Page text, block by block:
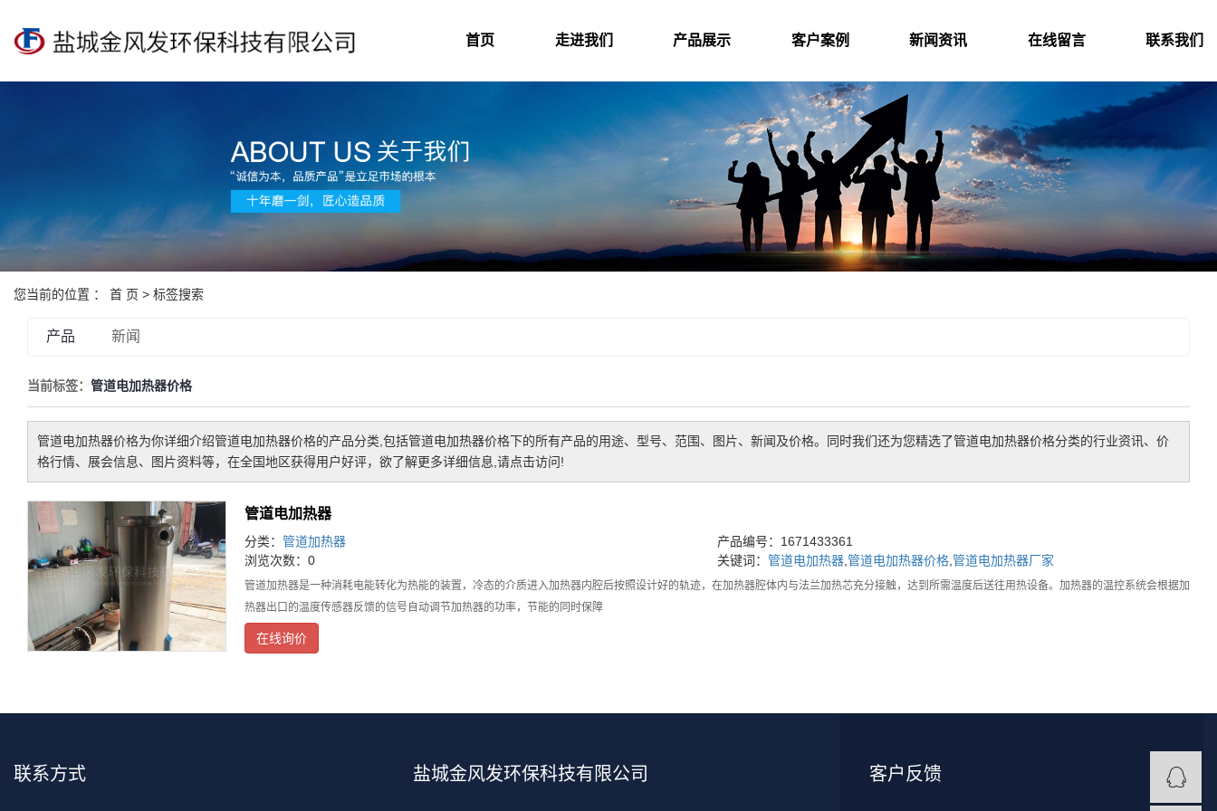
首页 走进我们 产品展示 客户案例 新闻资讯 在线留言 联系我们
您当前的位置 ： 首 页 > 标签搜索
产品 新闻
当前标签： 管道电加热器价格
管道电加热器价格为你详细介绍管道电加热器价格的产品分类,包括管道电加热器价格下的所有产品的用途、型号、范围、图片、新闻及价格。同时我们还为您精选了管道电加热器价格分类的行业资讯、价
格行情、展会信息、图片资料等，在全国地区获得用户好评，欲了解更多详细信息,请点击访问!
管道电加热器
分类： 管道加热器
产品编号：1671433361
浏览次数：0
关键词： 管道电加热器 管道电加热器价格 管道电加热器厂家
管道加热器是一种消耗电能转化为热能的装置，冷态的介质进入加热器内腔后按照设计好的轨迹，在加热器腔体内与法兰加热芯充分接触，达到所需温度后送往用热设备。加热器的温控系统会根据加
热器出口的温度传感器反馈的信号自动调节加热器的功率，节能的同时保障
在线询价
联系方式 盐城金风发环保科技有限公司 客户反馈